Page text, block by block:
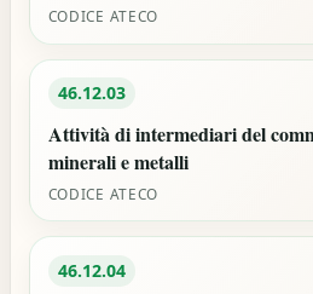
CODICE ATECO
46.12.03
Attività di intermediari del
minerali e metalli
CODICE ATECO
46.12.04